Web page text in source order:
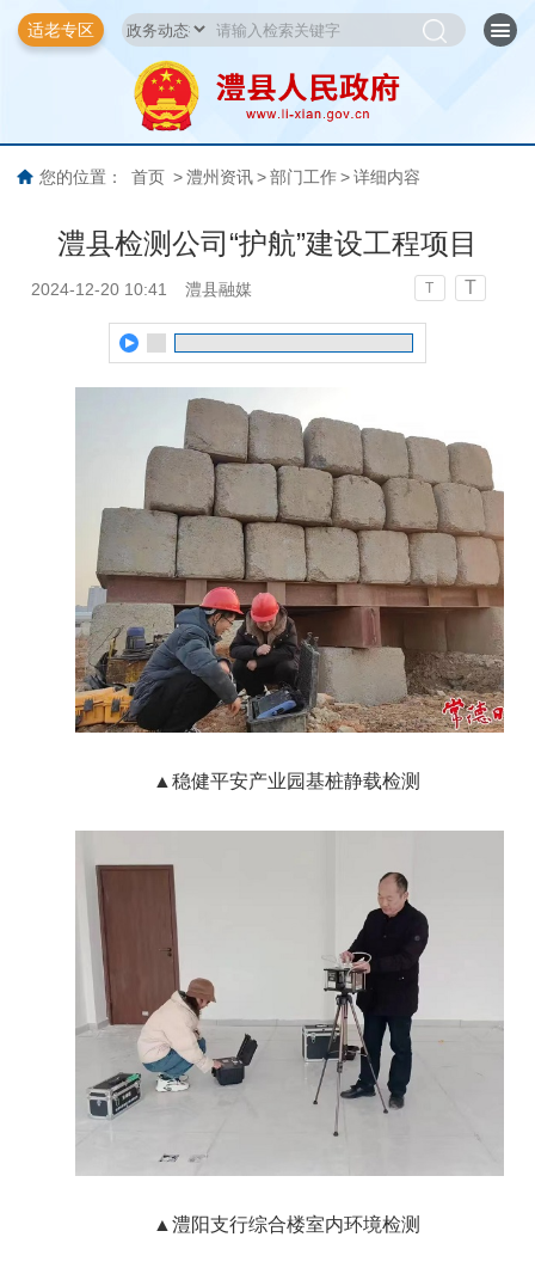
适老专区
您的位置： 首页 > 澧州资讯 > 部门工作 > 详细内容
澧县检测公司“护航”建设工程项目
2024-12-20 10:41 澧县融媒 T T
▲ 稳健平安产业园基桩静载检测
▲ 澧阳支行综合楼室内环境检测